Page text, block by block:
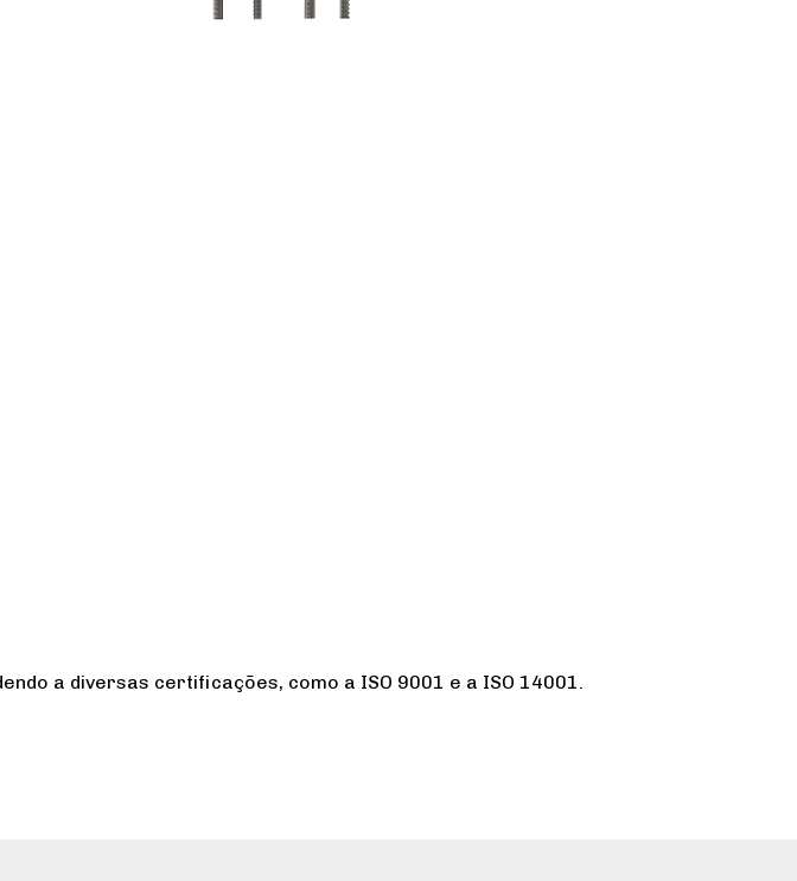
a diversas certificações, como a ISO 9001 e a ISO 14001.